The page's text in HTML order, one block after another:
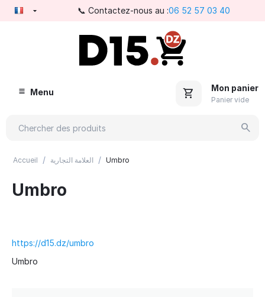
📞 Contactez-nous au :06 52 57 03 40
Menu Mon panier
Panier vide
Accueil / العلامة التجارية / Umbro
Umbro
https://d15.dz/umbro
Umbro